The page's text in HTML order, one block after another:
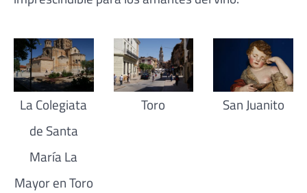
La Colegiata
de Santa
María La
Mayor en Toro
Toro San Juanito